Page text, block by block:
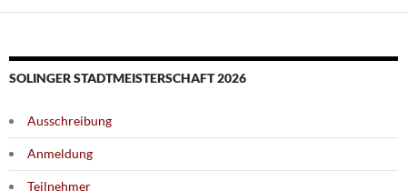
SOLINGER STADTMEISTERSCHAFT 2026
Ausschreibung
Anmeldung
Teilnehmer